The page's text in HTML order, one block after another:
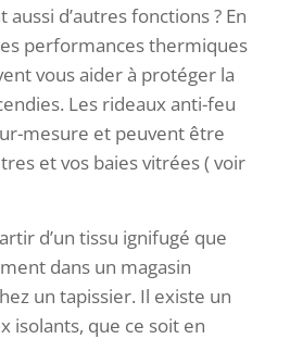
d’autres fonctions ? En
performances thermiques
vous aider à protéger la
Les rideaux anti-feu
mesure et peuvent être
et vos baies vitrées ( voir
d’un tissu ignifugé que
dans un magasin
un tapissier. Il existe un
isolants, que ce soit en